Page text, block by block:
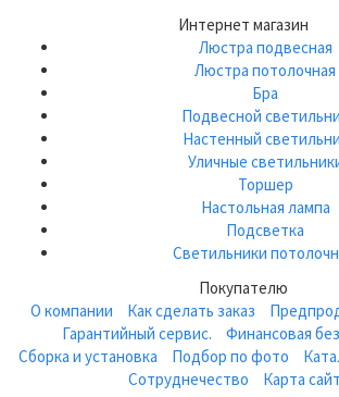
Интернет магазин
Люстра подвесная
Люстра потолочная
Бра
Подвесной
Настенный
Уличные
Торшер
Настольная лампа
Подсветка
Светильники
Покупателю
О компании
Как сделать заказ
Гарантийный сервис.
Финансовая
Сборка и установка
Подбор по фото
Сотруднечество
Карта